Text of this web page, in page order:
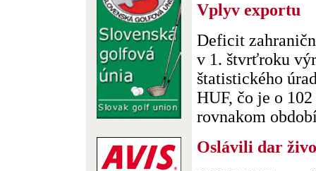
Vplyv exportu
Deficit
v 1. štvrťroku
štatistického
HUF, čo je o
rovnakom
Oslávili dar